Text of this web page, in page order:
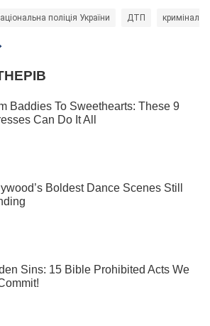
поліція України ДТП кримінал